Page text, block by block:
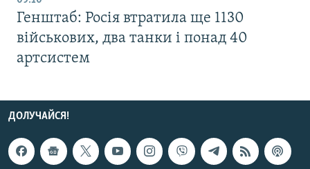
Генштаб: Росія втратила ще 1130
військових, два танки і понад 40
артсистем
ДОЛУЧАЙСЯ!